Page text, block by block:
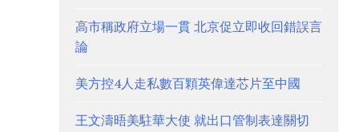
高市稱政府立場一貫 北京促立即收回錯誤言
論
美方控4人走私數百顆英偉達芯片至中國
王文濤晤美駐華大使 就出口管制表達關切